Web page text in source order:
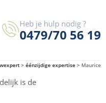
Heb je hulp nodig ?
0479/70 56 19
> éénzijdige expertise > Maurice
is de